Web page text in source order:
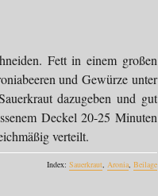
Fett in einem großen
und Gewürze unter
dazugeben und gut
Deckel 20-25 Minuten
verteilt.
Index: Sauerkraut, Aronia, Beilage